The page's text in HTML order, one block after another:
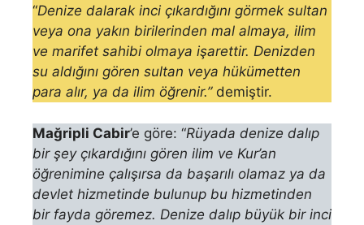
“Denize dalarak inci çıkardığını görmek sultan
veya ona ya­kın birilerinden mal almaya, ilim
ve marifet sahibi olmaya işarettir. Denizden
su aldığını gören sultan veya hükümetten
para alır, ya da ilim öğrenir.”demiştir.
Mağripli Cabir’e göre: “Rüyada denize dalıp
bir şey çıkardığını gören ilim ve Kur’an
öğrenimine çalışırsa da başarılı olamaz ya da
devlet hizmetinde bulunup bu hizmetinden
bir fayda göremez. Denize dalıp büyük bir inci